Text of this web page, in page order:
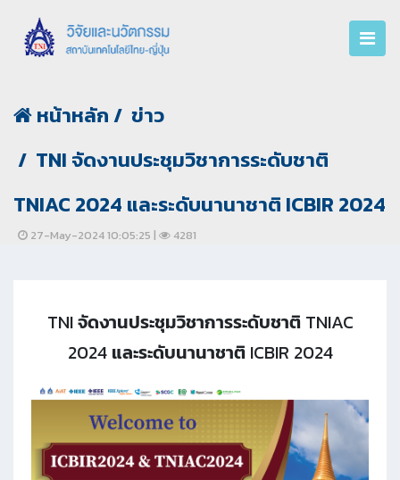
หน้าหลัก
ข่าว
TNI จัดงานประชุมวิชาการระดับชาติ
TNIAC 2024 และระดับนานาชาติ ICBIR 2024
27-May-2024 10:05:25 | 4281
TNI จัดงานประชุมวิชาการระดับชาติ TNIAC
2024 และระดับนานาชาติ ICBIR 2024